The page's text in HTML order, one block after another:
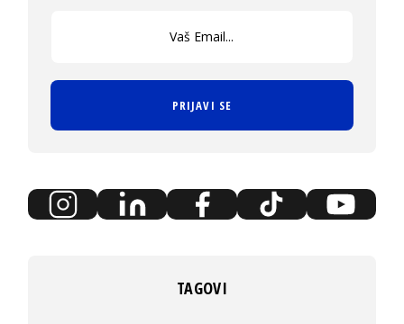
PRIJAVI SE
TAGOVI